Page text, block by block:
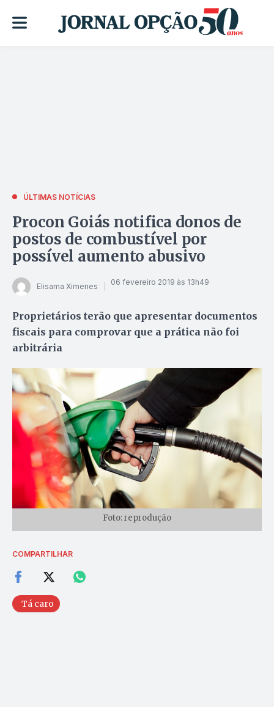
ÚLTIMAS NOTÍCIAS
Procon Goiás notifica donos de
postos de combustível por
possível aumento abusivo
Elisama Ximenes 06 fevereiro 2019 às 13h49
Proprietários terão que apresentar documentos
fiscais para comprovar que a prática não foi
arbitrária
Foto: reprodução
COMPARTILHAR
Tá caro